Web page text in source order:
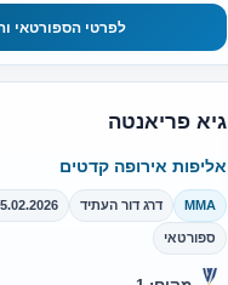
לפרטי הספורטאי
גיא פריאנטה
אליפות אירופה קדטים
MMA דרג דור העתיד
ספורטאי